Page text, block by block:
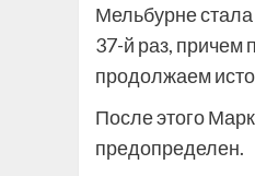
Мельбурне
37-й раз, причем
продолжаем
После этого
предопределен.